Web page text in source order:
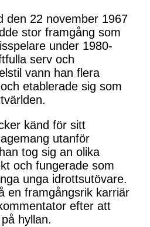
den 22 november 1967
stor framgång som
under 1980-
serv och
vann han flera
etablerade sig som
känd för sitt
utanför
tog sig an olika
och fungerade som
unga idrottsutövare.
en framgångsrik karriär
efter att
hyllan.